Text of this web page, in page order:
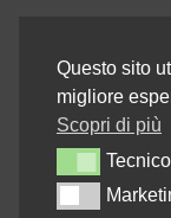
Resi e
Annullamento
Informativa
Contattaci
Questo sito
migliore
Scopri di più
TecnicoTecnico
Marketing